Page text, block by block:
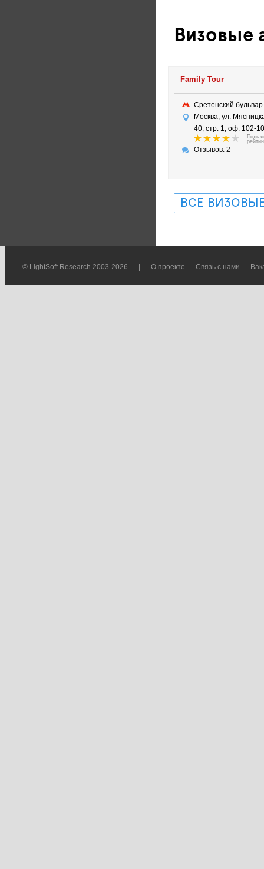
Визовые
Family Tour
Сретенский
Москва, ул.
40, стр. 1, оф. 102-
Отзывов: 2
ВСЕ
© LightSoft Research 2003-2026 О проекте Связь с нами